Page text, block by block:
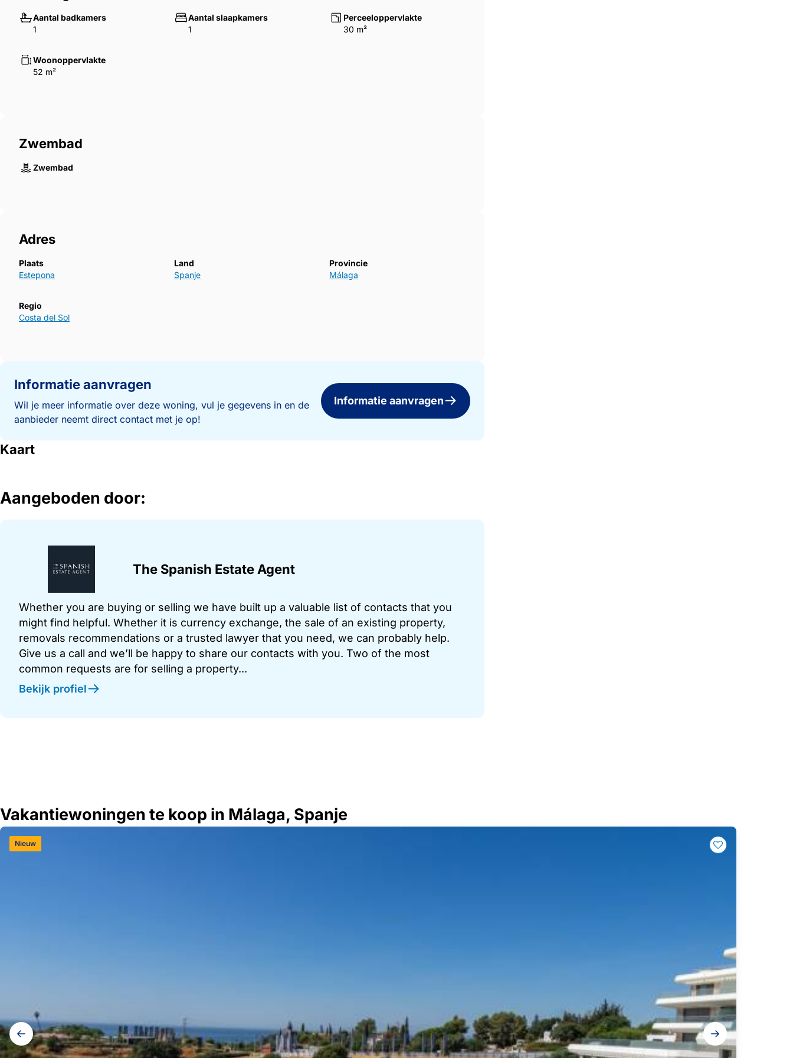
Aantal badkamers
1
Aantal slaapkamers
1
Perceeloppervlakte
30 m²
Woonoppervlakte
52 m²
Zwembad
Zwembad
Adres
Plaats
Estepona
Land
Spanje
Provincie
Málaga
Regio
Costa del Sol
Informatie aanvragen
Wil je meer informatie over deze woning, vul je gegevens in en de
aanbieder neemt direct contact met je op!
Informatie aanvragen
Kaart
Aangeboden door:
The Spanish Estate Agent
Whether you are buying or selling we have built up a valuable list of contacts that you
might find helpful. Whether it is currency exchange, the sale of an existing property,
removals recommendations or a trusted lawyer that you need, we can probably help.
Give us a call and we’ll be happy to share our contacts with you. Two of the most
common requests are for selling a property...
Bekijk profiel
Vakantiewoningen te koop in Málaga, Spanje
Galerij
navigatie
Nieuw